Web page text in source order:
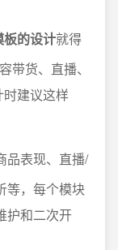
板的设计就得
带货、直播、
建议这样
品表现、直播/
等，每个模块
护和二次开